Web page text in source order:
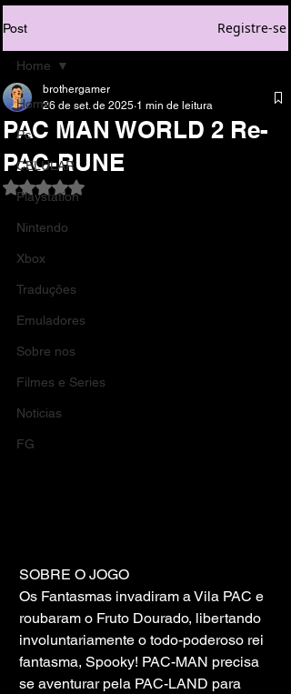
Post Registre-se
Home
Pc
CELULAR
Playstation
Nintendo
Xbox
Traduções
Emuladores
Sobre nos
Filmes e Series
Noticias
FG
Home
PAC MAN WORLD 2 Re-
PAC-RUNE
brothergamer
26 de set. de 2025 1 min de leitura
Avaliado com NaN de 5 estrelas.
SOBRE O JOGO
Os Fantasmas invadiram a Vila PAC e
roubaram o Fruto Dourado, libertando
involuntariamente o todo-poderoso rei
fantasma, Spooky! PAC-MAN precisa
se aventurar pela PAC-LAND para